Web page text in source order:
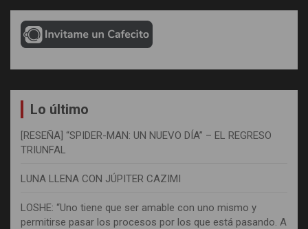
Lo último
[RESEÑA] “SPIDER-MAN: UN NUEVO DÍA” – EL REGRESO
TRIUNFAL
LUNA LLENA CON JÚPITER CAZIMI
LOSHE: “Uno tiene que ser amable con uno mismo y
permitirse pasar los procesos por los que está pasando. A